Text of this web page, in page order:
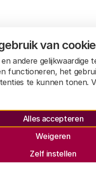
van
andere gelijkwaardige
functioneren, het
te kunnen tonen.
Alles accepteren
Weigeren
Zelf instellen